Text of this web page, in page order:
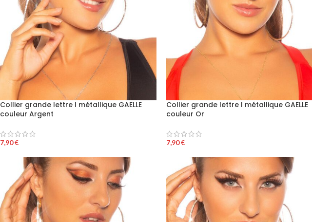
Collier grande lettre I métallique GAELLE
couleur Argent
7,90€
Collier grande lettre I métallique GAELLE
couleur Or
7,90€